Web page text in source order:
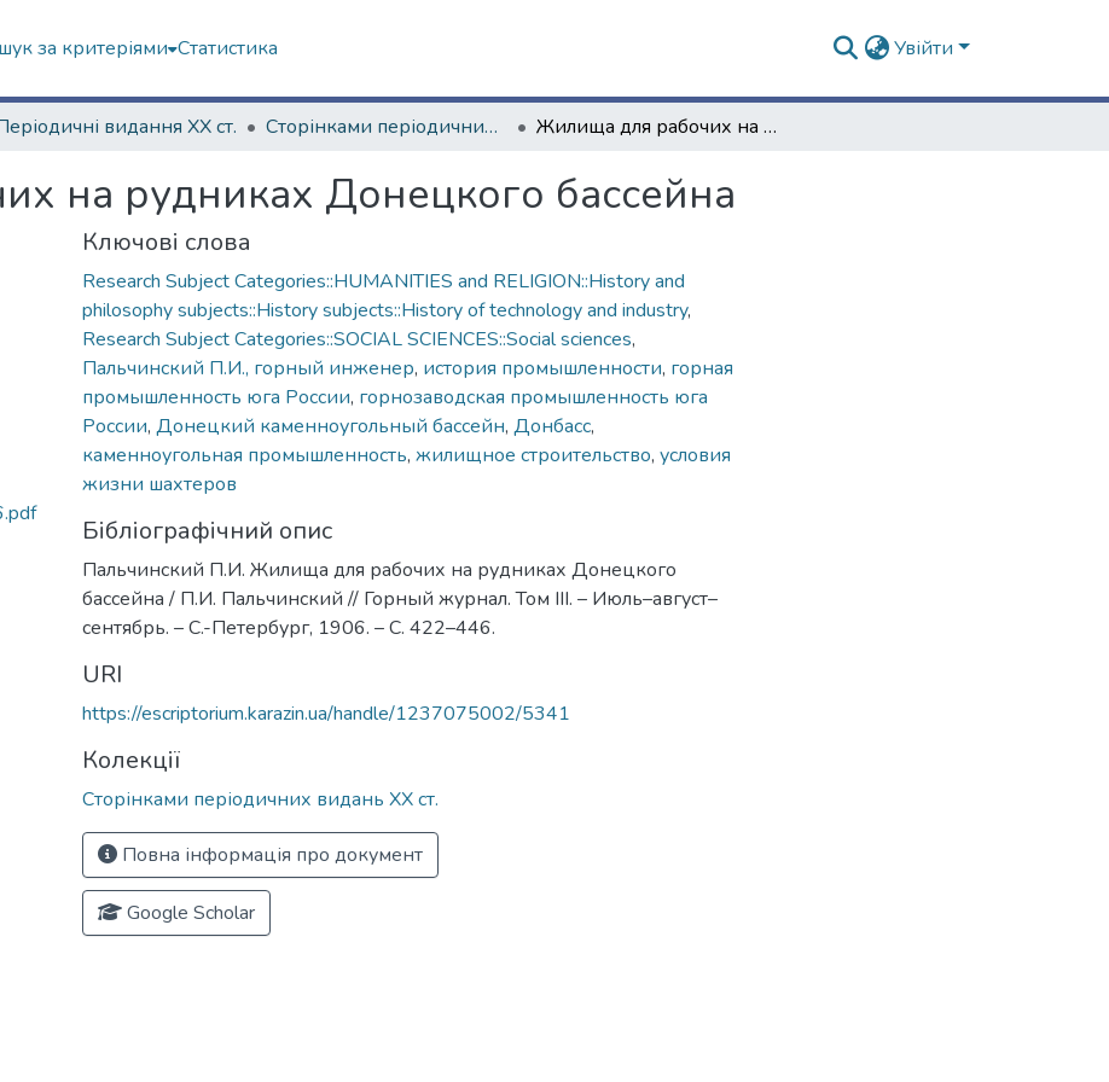
за критеріями Статистика Увійти
видання ХХ ст. Сторінками періодичних видань ХХ ст. Жилища для рабочих на рудниках Донецкого бассейна
на рудниках Донецкого бассейна
Ключові слова
Research Subject Categories::HUMANITIES and RELIGION::History and
philosophy subjects::History subjects::History of technology and industry,
Research Subject Categories::SOCIAL SCIENCES::Social sciences,
Пальчинский П.И., горный инженер, история промышленности, горная
промышленность юга России, горнозаводская промышленность юга
России, Донецкий каменноугольный бассейн, Донбасс,
каменноугольная промышленность, жилищное строительство, условия
жизни шахтеров
Бібліографічний опис
Пальчинский П.И. Жилища для рабочих на рудниках Донецкого
бассейна / П.И. Пальчинский // Горный журнал. Том III. – Июль–август–
сентябрь. – С.-Петербург, 1906. – С. 422–446.
URI
https://escriptorium.karazin.ua/handle/1237075002/5341
Колекції
Сторінками періодичних видань ХХ ст.
Повна інформація про документ
Google Scholar